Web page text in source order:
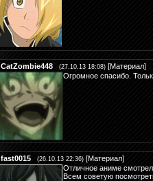
CatZombie448 (27.10.13 18:08) [Материал]
Огромное спасибо.
fast0015 (26.10.13 22:36) [Материал]
Отличное аниме
Всем советую